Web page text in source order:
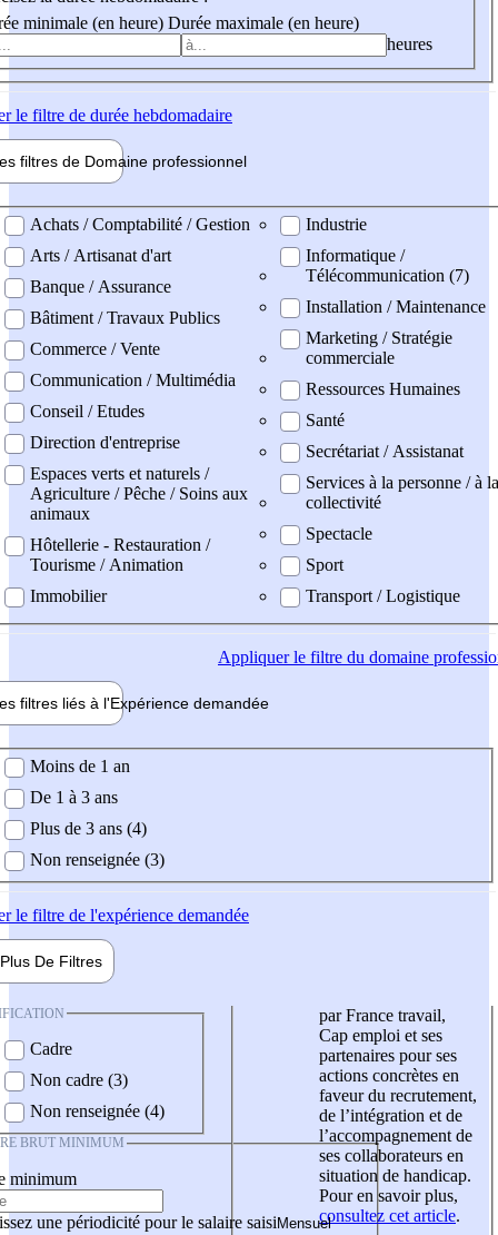
minimale (en heure) Durée maximale (en heure)
heures
le filtre de durée hebdomadaire
filtres de Domaine professionnel
professionel
Achats / Comptabilité / Gestion
Arts / Artisanat d'art
Banque / Assurance
Bâtiment / Travaux Publics
Commerce / Vente
Communication / Multimédia
Conseil / Etudes
Direction d'entreprise
Espaces verts et naturels /
Agriculture / Pêche / Soins aux
animaux
Hôtellerie - Restauration /
Tourisme / Animation
Immobilier
Industrie
Informatique /
Télécommunication (7)
Installation / Maintenance
Marketing / Stratégie
commerciale
Ressources Humaines
Santé
Secrétariat / Assistanat
Services à la personne / à la
collectivité
Spectacle
Sport
Transport / Logistique
Appliquerle filtre du domaine
filtres liés à l'Expérience demandée
demandée
Moins de 1 an
De 1 à 3 ans
Plus de 3 ans (4)
Non renseignée (3)
le filtre de l'expérience demandée
Plus De Filtres
Cadre
Non cadre (3)
Non renseignée (4)
BRUT MINIMUM
minimum
une périodicité pour le salaire saisi
par France travail,
Cap emploi et ses
partenaires pour ses
actions concrètes en
faveur du recrutement,
de l’intégration et de
l’accompagnement de
ses collaborateurs en
situation de handicap.
Pour en savoir plus,
consultez cet article.